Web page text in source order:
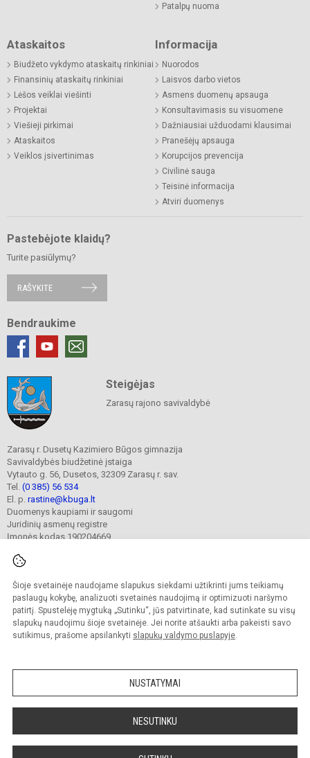
Šioje svetainėje naudojame slapukus siekdami užtikrinti jums teikiamų
paslaugų kokybę, analizuoti svetainės naudojimą ir optimizuoti naršymo
patirtį. Spustelėję mygtuką „Sutinku“, jūs patvirtinate, kad sutinkate su visų
slapukų naudojimu šioje svetainėje. Jei norite atšaukti arba pakeisti savo
sutikimus, prašome apsilankyti slapukų valdymo puslapyje.
NUSTATYMAI
NESUTINKU
Patalpų nuoma
Ataskaitos
Biudžeto vykdymo ataskaitų rinkiniai
Finansinių ataskaitų rinkiniai
Lėšos veiklai viešinti
Projektai
Viešieji pirkimai
Ataskaitos
Veiklos įsivertinimas
Informacija
Nuorodos
Laisvos darbo vietos
Asmens duomenų apsauga
Konsultavimasis su visuomene
Dažniausiai užduodami klausimai
Pranešėjų apsauga
Korupcijos prevencija
Civilinė sauga
Teisinė informacija
Atviri duomenys
Pastebėjote klaidų?
Turite pasiūlymų?
RAŠYKITE
Bendraukime
Steigėjas
Zarasų rajono savivaldybė
Zarasų r. Dusetų Kazimiero Būgos gimnazija
Savivaldybės biudžetinė įstaiga
Vytauto g. 56, Dusetos, 32309 Zarasų r. sav.
Tel. (0 385) 56 534
El. p. rastine@kbuga.lt
Duomenys kaupiami ir saugomi
Juridinių asmenų registre
Įmonės kodas 190204669
© 2023. Zarasų r. Dusetų Kazimiero Būgos gimnazija. Visos teisės saugomos.
Kopijuoti turinį be raštiško gimnazijos sutikimo griežtai draudžiama.
Prieinamumo paraiška Slapukų valdymas
Sumanus būdas atnaujinti